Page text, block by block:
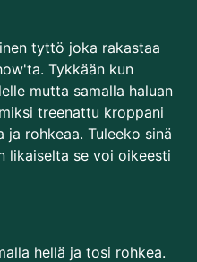
tyttö joka rakastaa
Tykkään kun
mutta samalla haluan
treenattu kroppani
rohkeaa. Tuleeko sinä
likaiselta se voi oikeesti
hellä ja tosi rohkea.